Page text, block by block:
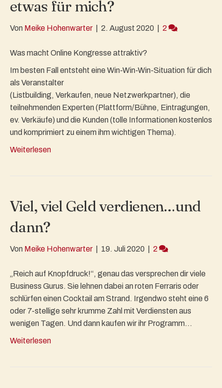
etwas für mich?
Von Meike Hohenwarter 2. August 2020 2
Was macht Online Kongresse attraktiv?
Im besten Fall entsteht eine Win-Win-Win-Situation für dich
als Veranstalter
(Listbuilding, Verkaufen, neue Netzwerkpartner), die
teilnehmenden Experten (Plattform/Bühne, Eintragungen,
ev. Verkäufe) und die Kunden (tolle Informationen kostenlos
und komprimiert zu einem ihm wichtigen Thema).
Weiterlesen
Viel, viel Geld verdienen…und
dann?
Von Meike Hohenwarter 19. Juli 2020 2
„Reich auf Knopfdruck!“, genau das versprechen dir viele
Business Gurus. Sie lehnen dabei an roten Ferraris oder
schlürfen einen Cocktail am Strand. Irgendwo steht eine 6
oder 7-stellige sehr krumme Zahl mit Verdiensten aus
wenigen Tagen. Und dann kaufen wir ihr Programm…
Weiterlesen